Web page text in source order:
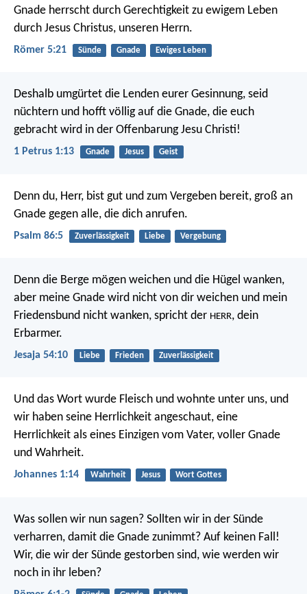
Gnade herrscht durch Gerechtigkeit zu ewigem Leben
durch Jesus Christus, unseren Herrn.
Römer 5:21 Sünde Gnade Ewiges Leben
Deshalb umgürtet die Lenden eurer Gesinnung, seid
nüchtern und hofft völlig auf die Gnade, die euch
gebracht wird in der Offenbarung Jesu Christi!
1 Petrus 1:13 Gnade Jesus Geist
Denn du, Herr, bist gut und zum Vergeben bereit, groß an
Gnade gegen alle, die dich anrufen.
Psalm 86:5 Zuverlässigkeit Liebe Vergebung
Denn die Berge mögen weichen und die Hügel wanken,
aber meine Gnade wird nicht von dir weichen und mein
Friedensbund nicht wanken, spricht der HERR, dein
Erbarmer.
Jesaja 54:10 Liebe Frieden Zuverlässigkeit
Und das Wort wurde Fleisch und wohnte unter uns, und
wir haben seine Herrlichkeit angeschaut, eine
Herrlichkeit als eines Einzigen vom Vater, voller Gnade
und Wahrheit.
Johannes 1:14 Wahrheit Jesus Wort Gottes
Was sollen wir nun sagen? Sollten wir in der Sünde
verharren, damit die Gnade zunimmt? Auf keinen Fall!
Wir, die wir der Sünde gestorben sind, wie werden wir
noch in ihr leben?